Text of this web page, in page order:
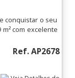
conquistar o seu
com excelente
Ref. AP2678